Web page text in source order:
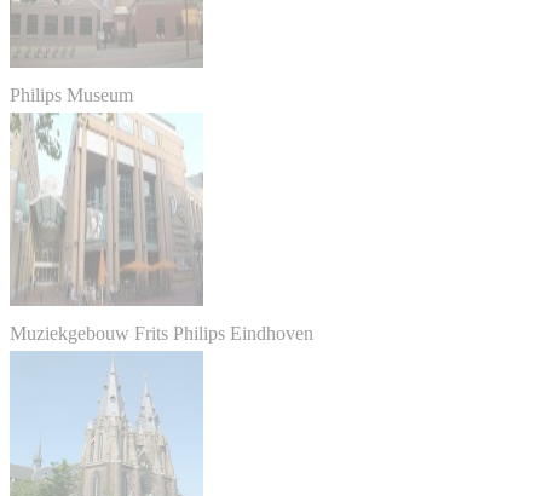
Philips Museum
Muziekgebouw Frits Philips Eindhoven